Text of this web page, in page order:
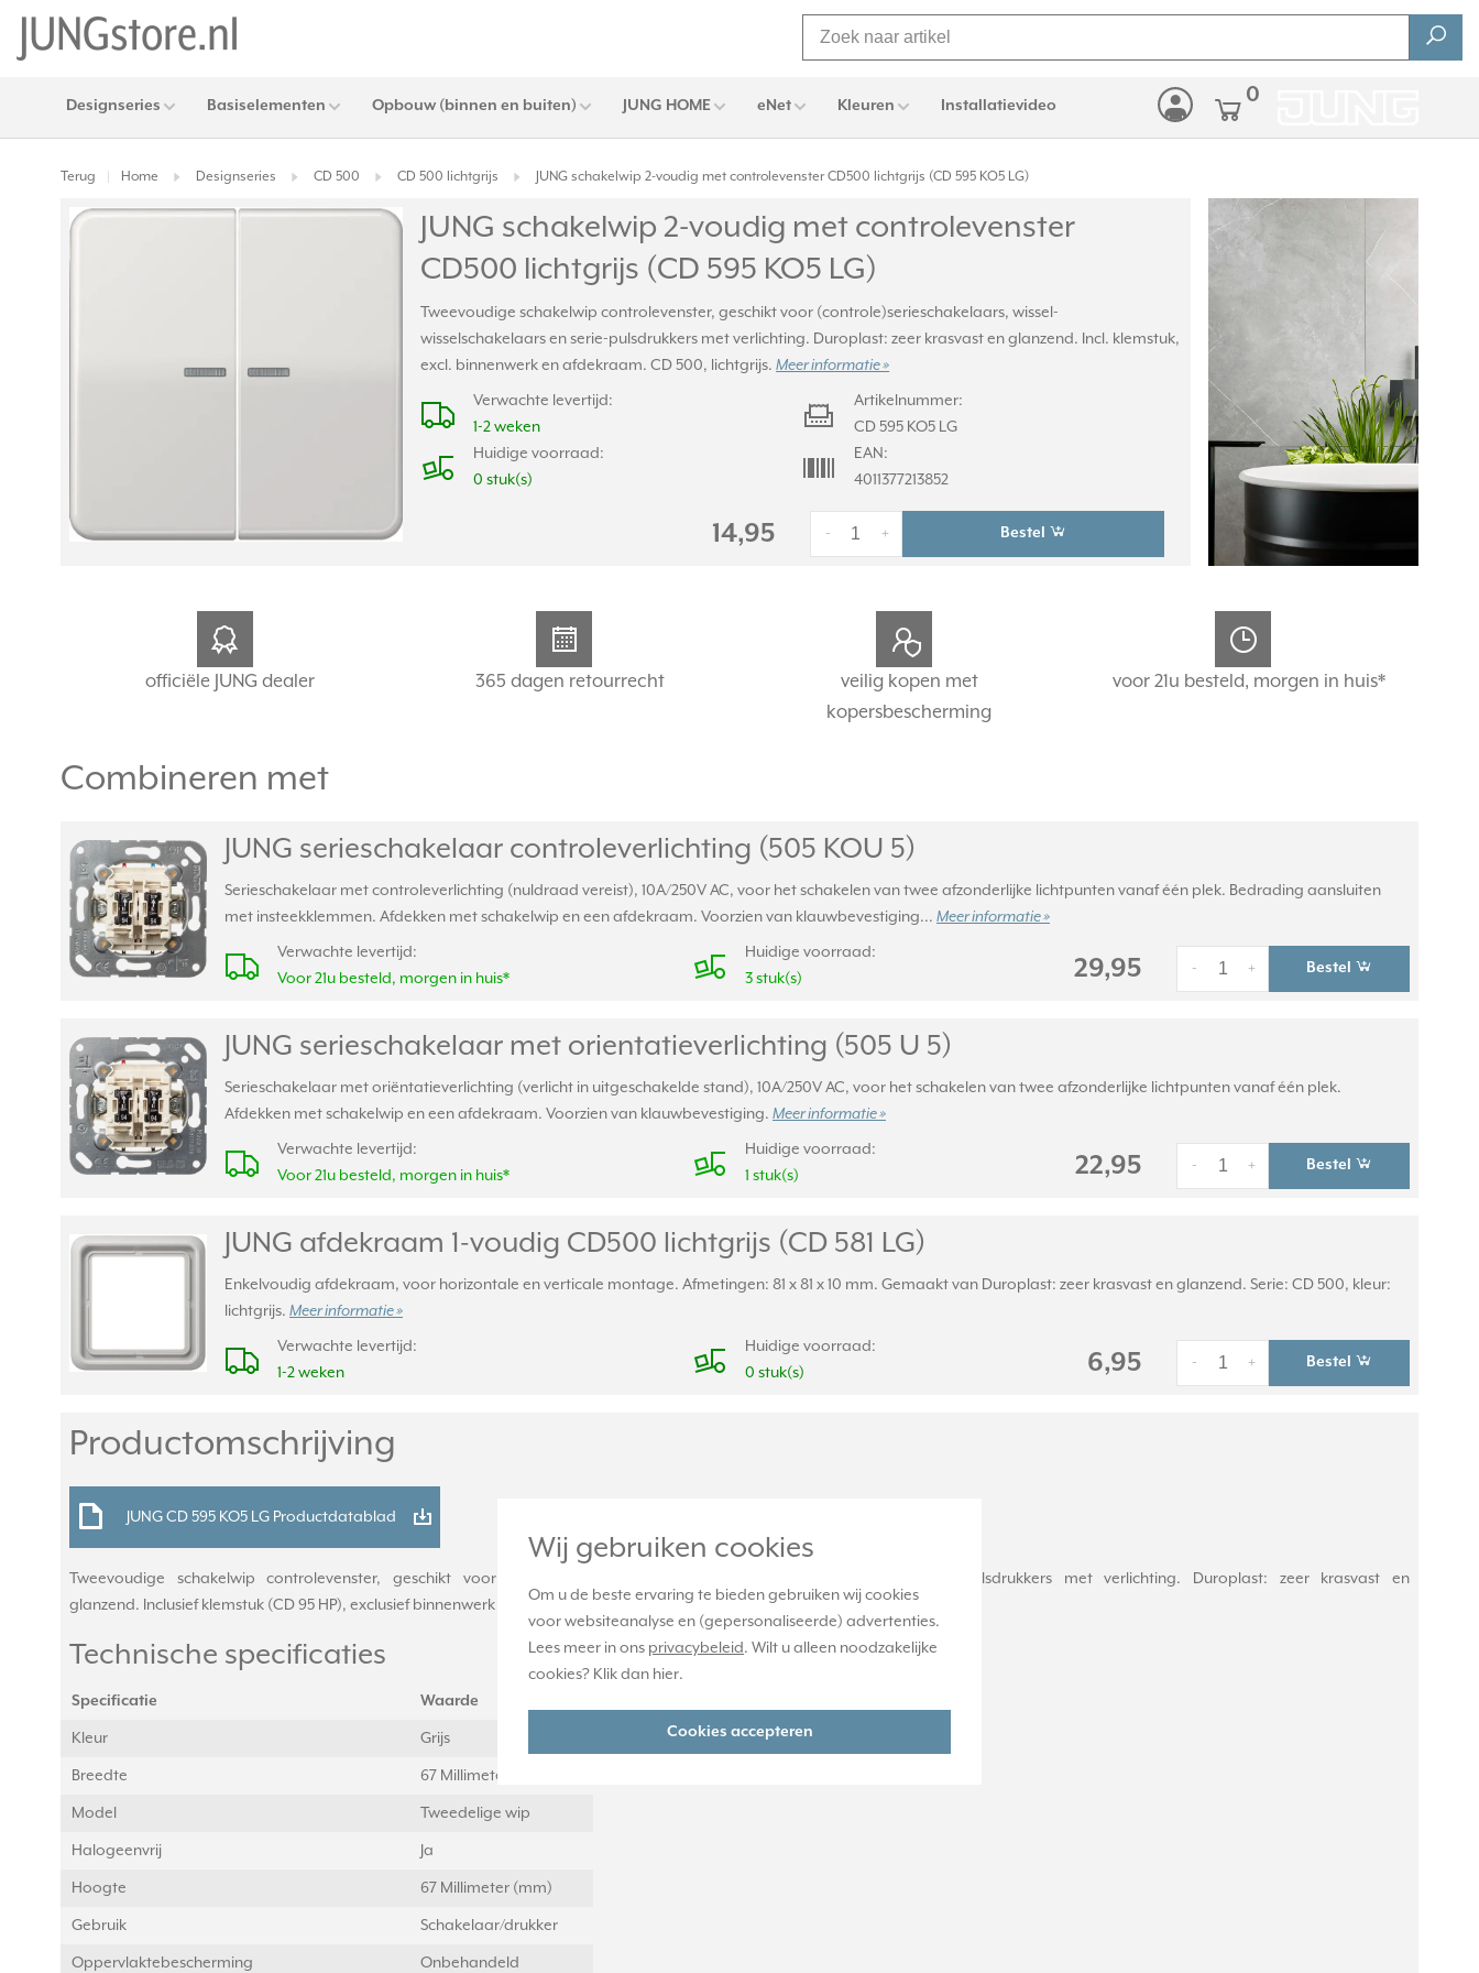
Wij gebruiken cookies
Om u de beste ervaring te bieden gebruiken wij cookies
voor websiteanalyse en (gepersonaliseerde) advertenties.
Lees meer in ons privacybeleid. Wilt u alleen noodzakelijke
cookies? Klik dan hier.
Cookies accepteren
Designseries Basiselementen Opbouw (binnen en buiten) JUNG HOME eNet Kleuren Installatievideo 0
Terug Home Designseries CD 500 CD 500 lichtgrijs JUNG schakelwip 2-voudig met controlevenster CD500 lichtgrijs (CD 595 KO5 LG)
JUNG schakelwip 2-voudig met controlevenster
CD500 lichtgrijs (CD 595 KO5 LG)
Tweevoudige schakelwip controlevenster, geschikt voor (controle)serieschakelaars, wissel-
wisselschakelaars en serie-pulsdrukkers met verlichting. Duroplast: zeer krasvast en glanzend. Incl. klemstuk,
excl. binnenwerk en afdekraam. CD 500, lichtgrijs.Meer informatie »
Verwachte levertijd:
1-2 weken
Huidige voorraad:
0 stuk(s)
Artikelnummer:
CD 595 KO5 LG
EAN:
4011377213852
14,95 +
- Bestel
officiële JUNG dealer 365 dagen retourrecht
veilig kopen met
kopersbescherming
voor 21u besteld, morgen in huis*
Combineren met
JUNG serieschakelaar controleverlichting (505 KOU 5)
Serieschakelaar met controleverlichting (nuldraad vereist), 10A/250V AC, voor het schakelen van twee afzonderlijke lichtpunten vanaf één plek. Bedrading aansluiten
met insteekklemmen. Afdekken met schakelwip en een afdekraam. Voorzien van klauwbevestiging... Meer informatie »
Verwachte levertijd:
Voor 21u besteld, morgen in huis*
Huidige voorraad:
3 stuk(s)
29,95 +
- Bestel
JUNG serieschakelaar met orientatieverlichting (505 U 5)
Serieschakelaar met oriëntatieverlichting (verlicht in uitgeschakelde stand), 10A/250V AC, voor het schakelen van twee afzonderlijke lichtpunten vanaf één plek.
Afdekken met schakelwip en een afdekraam. Voorzien van klauwbevestiging. Meer informatie »
Verwachte levertijd:
Voor 21u besteld, morgen in huis*
Huidige voorraad:
1 stuk(s)
22,95 +
- Bestel
JUNG afdekraam 1-voudig CD500 lichtgrijs (CD 581 LG)
Enkelvoudig afdekraam, voor horizontale en verticale montage. Afmetingen: 81 x 81 x 10 mm. Gemaakt van Duroplast: zeer krasvast en glanzend. Serie: CD 500, kleur:
lichtgrijs. Meer informatie »
Verwachte levertijd:
1-2 weken
Huidige voorraad:
0 stuk(s)
6,95 +
- Bestel
Productomschrijving
JUNG CD 595 KO5 LG Productdatablad
Tweevoudige schakelwip controlevenster, geschikt voor (controle)serieschakelaars, wissel-wisselschakelaars en serie-pulsdrukkers met verlichting. Duroplast: zeer krasvast en
glanzend. Inclusief klemstuk (CD 95 HP), exclusief binnenwerk en afdekraam. Serie: CD 500, kleur: lichtgrijs.
Technische specificaties
Specificatie Waarde
Kleur Grijs
Breedte 67 Millimeter (mm)
Model Tweedelige wip
Halogeenvrij Ja
Hoogte 67 Millimeter (mm)
Gebruik Schakelaar/drukker
Oppervlaktebescherming Onbehandeld